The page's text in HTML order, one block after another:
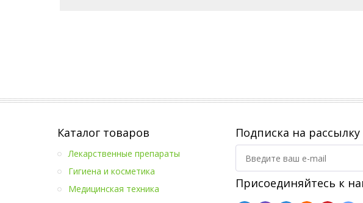
Каталог товаров
Лекарственные препараты
Гигиена и косметика
Медицинская техника
Подписка на рассылку
Присоединяйтесь к